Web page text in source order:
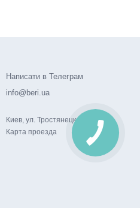
Написати в Телеграм
info@beri.ua
Киев, ул. Тростянецкая, 1а
Карта проезда